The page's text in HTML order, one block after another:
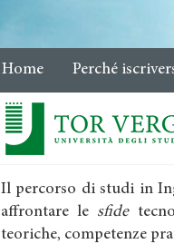
Home Perché
Il percorso di studi in
affrontare le sfide
teoriche, competenze